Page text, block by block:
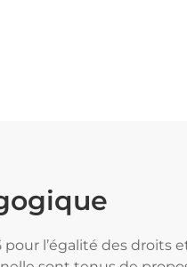
pour l’égalité des